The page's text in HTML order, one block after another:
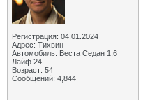
Регистрация: 04.01.2024
Адрес: Тихвин
Автомобиль: Веста Седан 1,6
Лайф 24
Возраст: 54
Сообщений: 4,844